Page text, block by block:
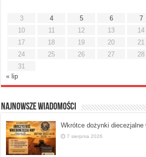
3
4 5 6 7
10
11 12 13 14
17
18 19 20 21
24
25 26 27 28
31
« lip
Najnowsze Wiadomości
Wkrótce dożynki diecezjalne
7 sierpnia 2026